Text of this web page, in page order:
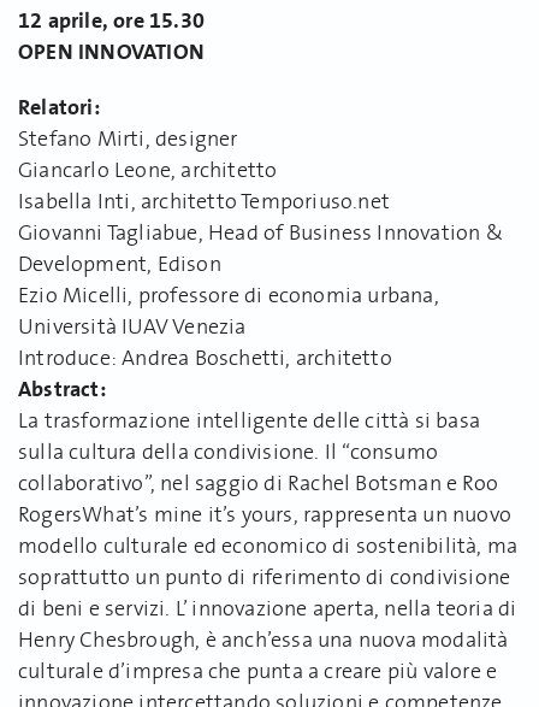
12 aprile, ore 15.30
OPEN INNOVATION
Relatori:
Stefano Mirti, designer
Giancarlo Leone, architetto
Isabella Inti, architetto Temporiuso.net
Giovanni Tagliabue, Head of Business Innovation &
Development, Edison
Ezio Micelli, professore di economia urbana,
Università IUAV Venezia
Introduce: Andrea Boschetti, architetto
Abstract:
La trasformazione intelligente delle città si basa
sulla cultura della condivisione. Il “consumo
collaborativo”, nel saggio di Rachel Botsman e Roo
RogersWhat’s mine it’s yours, rappresenta un nuovo
modello culturale ed economico di sostenibilità, ma
soprattutto un punto di riferimento di condivisione
di beni e servizi. L’ innovazione aperta, nella teoria di
Henry Chesbrough, è anch’essa una nuova modalità
culturale d’impresa che punta a creare più valore e